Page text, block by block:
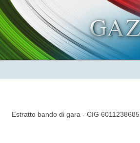
Estratto bando di gara - CIG 6011238685